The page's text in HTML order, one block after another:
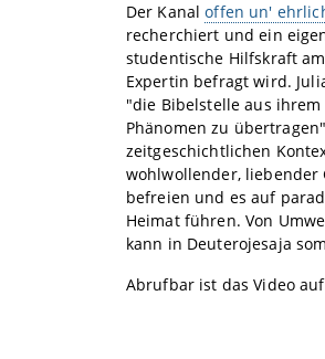
Der Kanaloffen un'
recherchiert und ein
studentische Hilfskraft
Expertin befragt wird.
"die Bibelstelle aus
Phänomen zu
zeitgeschichtlichen
wohlwollender, liebender
befreien und es auf
Heimat führen. Von
kann in Deuterojesaja
Abrufbar ist das Video auf